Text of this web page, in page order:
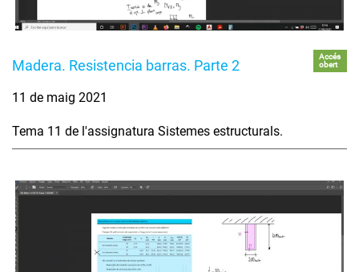
Madera. Resistencia barras. Parte 2
Accés
obert
11 de maig 2021
Tema 11 de l'assignatura Sistemes estructurals.